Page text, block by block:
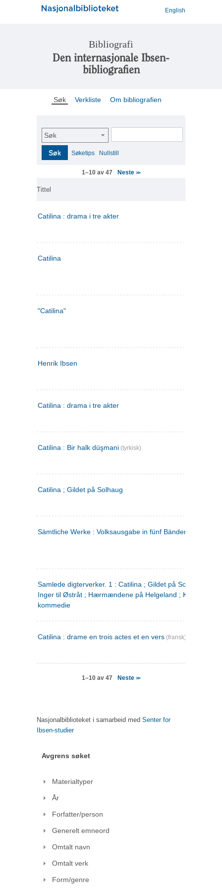
English
Bibliografi
Den internasjonale Ibsen-
bibliografien
Søk Verkliste Om bibliografien
Søk
Søk Søketips Nullstill
1–10 av 47 Neste>>
Tittel
Catilina : drama i tre akter
Catilina
"Catilina"
Henrik Ibsen
Catilina : drama i tre akter
Catilina : Bir halk düşmani (tyrkisk)
Catilina ; Gildet på Solhaug
Sämtliche Werke : Volksausgabe in fünf Bänden
Samlede digterverker. 1 : Catilina ; Gildet på Solhaug ; Fru
Inger til Østråt ; Hærmændene på Helgeland ;
kommedie
Catilina : drame en trois actes et en vers (fransk)
1–10 av 47 Neste>>
Nasjonalbiblioteket i samarbeid med Senter for
Ibsen-studier
Avgrens søket
Materialtyper
År
Forfatter/person
Generelt emneord
Omtalt navn
Omtalt verk
Form/genre